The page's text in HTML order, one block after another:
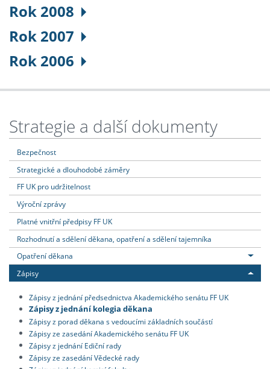
Rok 2008
Rok 2007
Rok 2006
Strategie a další dokumenty
Bezpečnost
Strategické a dlouhodobé záměry
FF UK pro udržitelnost
Výroční zprávy
Platné vnitřní předpisy FF UK
Rozhodnutí a sdělení děkana, opatření a sdělení tajemníka
Opatření děkana
Zápisy
Zápisy z jednání předsednictva Akademického senátu FF UK
Zápisy z jednání kolegia děkana
Zápisy z porad děkana s vedoucími základních součástí
Zápisy ze zasedání Akademického senátu FF UK
Zápisy z jednání Ediční rady
Zápisy ze zasedání Vědecké rady